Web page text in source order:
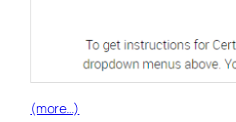
(more…)